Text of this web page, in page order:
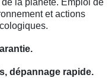
et actions
dépannage rapide.